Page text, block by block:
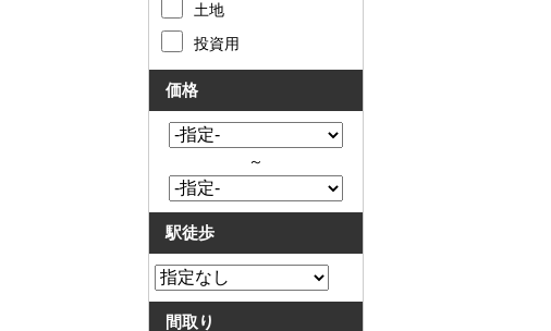
土地
投資用
価格
～
駅徒歩
間取り